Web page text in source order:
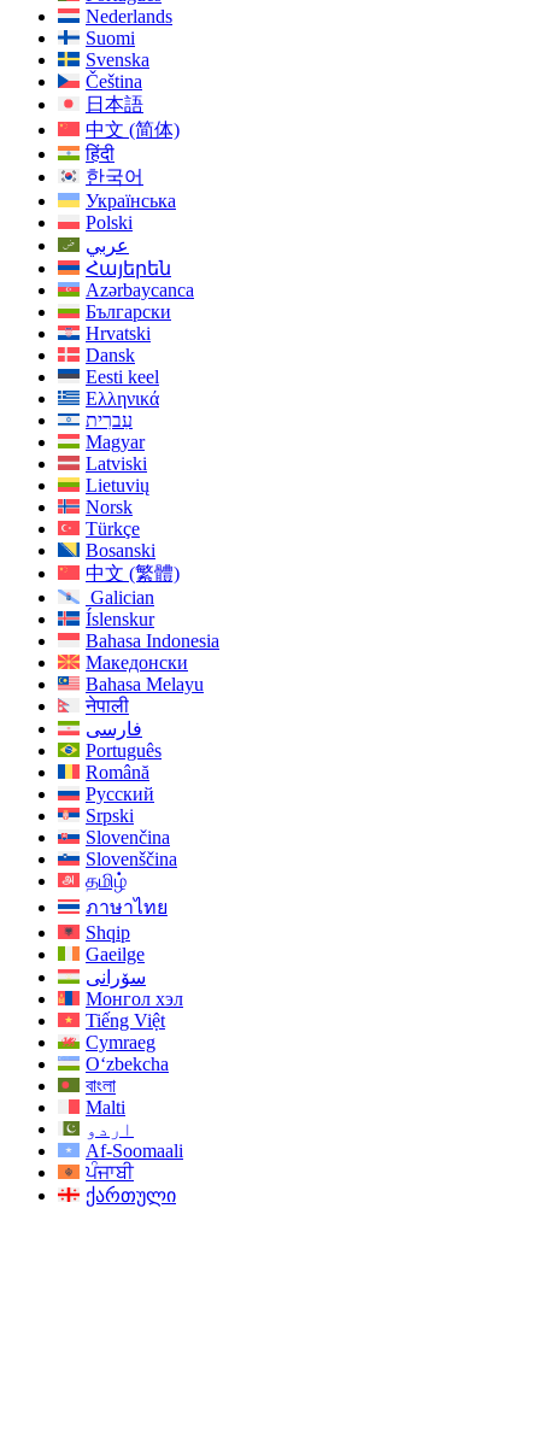
Nederlands
Suomi
Svenska
Čeština
日本語
中文 (简体)
हिंदी
한국어
Українська
Polski
عربي
Հայերեն
Azərbaycanca
Български
Hrvatski
Dansk
Eesti keel
Ελληνικά
עִברִית
Magyar
Latviski
Lietuvių
Norsk
Türkçe
Bosanski
中文 (繁體)
Galician
Íslenskur
Bahasa Indonesia
Македонски
Bahasa Melayu
नेपाली
فارسی
Português
Română
Русский
Srpski
Slovenčina
Slovenščina
தமிழ்
ภาษาไทย
Shqip
Gaeilge
سۆرانی
Монгол хэл
Tiếng Việt
Cymraeg
O‘zbekcha
বাংলা
Malti
اردو
Af-Soomaali
ਪੰਜਾਬੀ
ქართული